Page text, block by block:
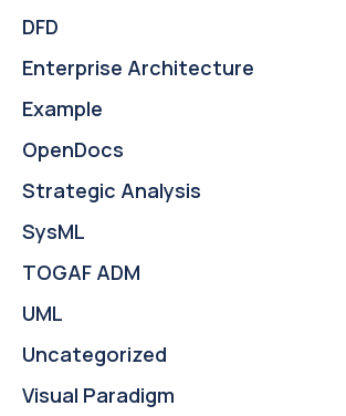
DFD
Enterprise Architecture
Example
OpenDocs
Strategic Analysis
SysML
TOGAF ADM
UML
Uncategorized
Visual Paradigm